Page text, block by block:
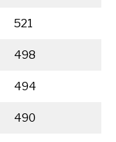
521
498
494
490